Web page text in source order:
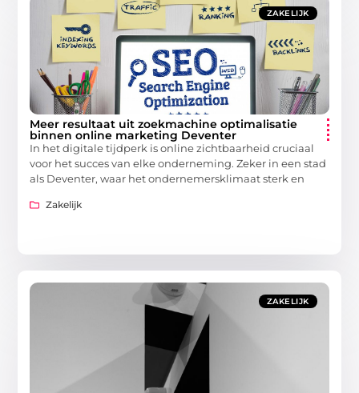
ZAKELIJK
Meer resultaat uit zoekmachine optimalisatie
binnen online marketing Deventer
In het digitale tijdperk is online zichtbaarheid cruciaal
voor het succes van elke onderneming. Zeker in een stad
als Deventer, waar het ondernemersklimaat sterk en
Zakelijk
ZAKELIJK